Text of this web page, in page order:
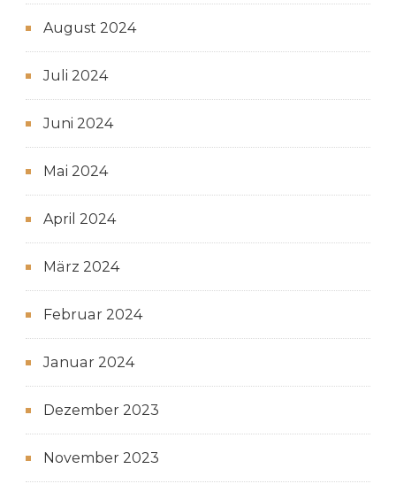
August 2024
Juli 2024
Juni 2024
Mai 2024
April 2024
März 2024
Februar 2024
Januar 2024
Dezember 2023
November 2023